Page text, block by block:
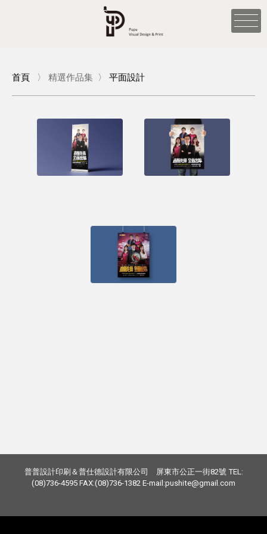
首頁 〉 精選作品集 〉 平面設計
普普設計印刷＆普仕德設計有限公司 屏東市公正一街82號 TEL:
(08)736-4595 FAX:(08)736-1382 E-mail:pushite@gmail.com